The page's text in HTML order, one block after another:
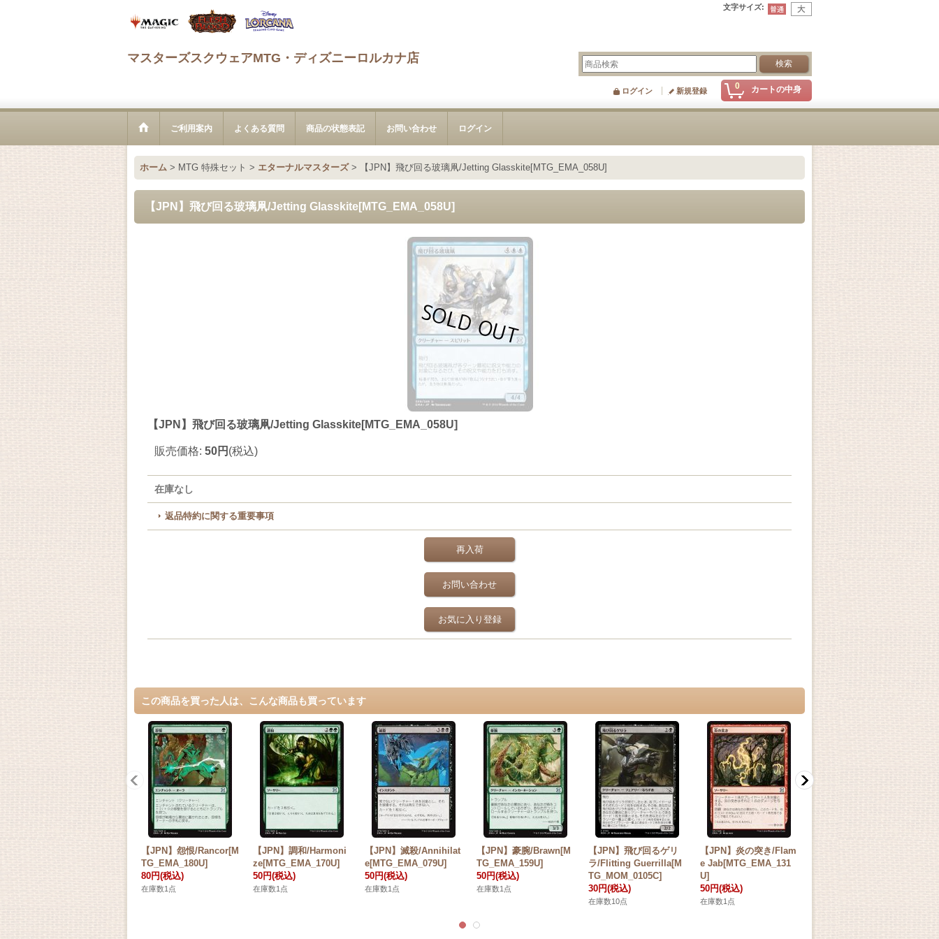
文字サイズ:
マスターズスクウェアMTG・ディズニーロルカナ店
0 カートの中身
ログイン 新規登録
ご利用案内 よくある質問 商品の状態表記 お問い合わせ ログイン
ホーム > MTG 特殊セット > エターナルマスターズ > 【JPN】飛び回る玻璃凧/Jetting Glasskite[MTG_EMA_058U]
【JPN】飛び回る玻璃凧/Jetting Glasskite[MTG_EMA_058U]
【JPN】飛び回る玻璃凧/Jetting Glasskite[MTG_EMA_058U]
販売価格: 50円 (税込)
在庫なし
返品特約に関する重要事項
再入荷
お問い合わせ
お気に入り登録
この商品を買った人は、こんな商品も買っています
【JPN】怨恨/Rancor[M
TG_EMA_180U]
80円(税込)
在庫数1点
【JPN】調和/Harmoni
ze[MTG_EMA_170U]
50円(税込)
在庫数1点
【JPN】滅殺/Annihilat
e[MTG_EMA_079U]
50円(税込)
在庫数1点
【JPN】豪腕/Brawn[M
TG_EMA_159U]
50円(税込)
在庫数1点
【JPN】飛び回るゲリ
ラ/Flitting Guerrilla[M
TG_MOM_0105C]
30円(税込)
在庫数10点
【JPN】炎の突き/Flam
e Jab[MTG_EMA_131
U]
50円(税込)
在庫数1点